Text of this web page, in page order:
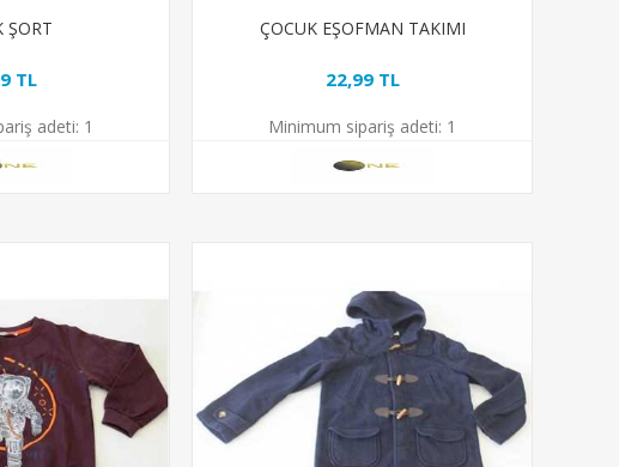
ŞORT
TL
adeti: 1
ÇOCUK EŞOFMAN TAKIMI
22,99 TL
Minimum sipariş adeti: 1